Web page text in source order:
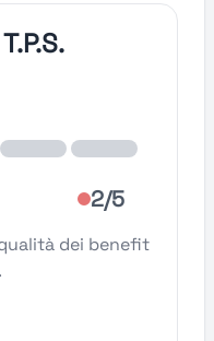
2/5
dei benefit